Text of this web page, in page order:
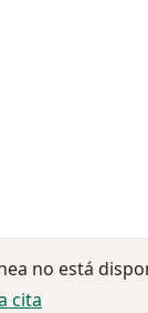
no está
cita